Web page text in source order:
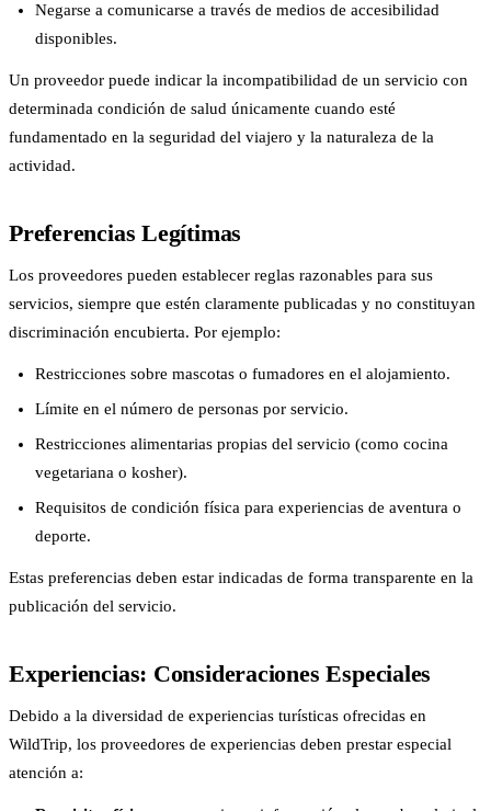
Negarse a comunicarse a través de medios de accesibilidad
disponibles.
Un proveedor puede indicar la incompatibilidad de un servicio con
determinada condición de salud únicamente cuando esté
fundamentado en la seguridad del viajero y la naturaleza de la
actividad.
Preferencias Legítimas
Los proveedores pueden establecer reglas razonables para sus
servicios, siempre que estén claramente publicadas y no constituyan
discriminación encubierta. Por ejemplo:
Restricciones sobre mascotas o fumadores en el alojamiento.
Límite en el número de personas por servicio.
Restricciones alimentarias propias del servicio (como cocina
vegetariana o kosher).
Requisitos de condición física para experiencias de aventura o
deporte.
Estas preferencias deben estar indicadas de forma transparente en la
publicación del servicio.
Experiencias: Consideraciones Especiales
Debido a la diversidad de experiencias turísticas ofrecidas en
WildTrip, los proveedores de experiencias deben prestar especial
atención a: